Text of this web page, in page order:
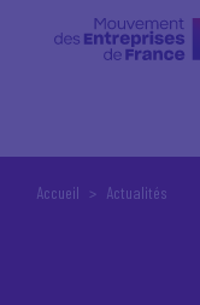
Accueil Actualités